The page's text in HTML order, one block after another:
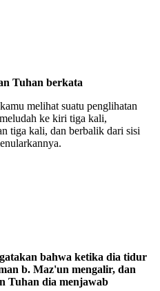
Tuhan berkata
melihat suatu penglihatan
ke kiri tiga kali,
tiga kali, dan berbalik dari sisi
bahwa ketika dia tidur
b. Maz'un mengalir, dan
Tuhan dia menjawab